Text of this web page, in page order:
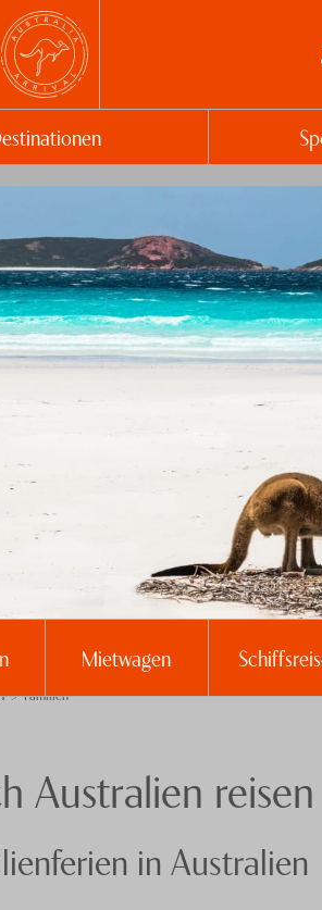
Mietwagen
Familien
Australien
in Australien